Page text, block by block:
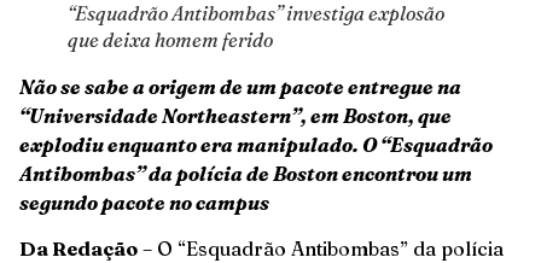
“Esquadrão Antibombas” investiga explosão
que deixa homem ferido
Não se sabe a origem de um pacote entregue na
“Universidade Northeastern”, em Boston, que
explodiu enquanto era manipulado. O “Esquadrão
Antibombas” da polícia de Boston encontrou um
segundo pacote no campus
Da Redação – O “Esquadrão Antibombas” da polícia